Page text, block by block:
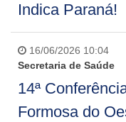
Indica Paraná!
16/06/2026 10:04
Secretaria de Saúde
14ª
Formosa do